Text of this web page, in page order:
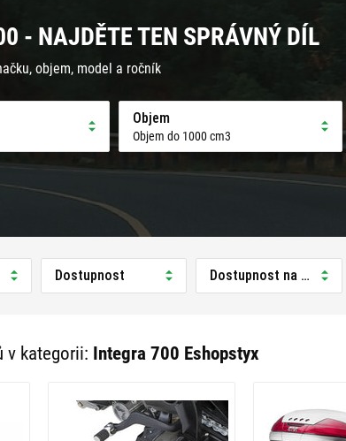
- NAJDĚTE TEN SPRÁVNÝ DÍL
objem, model a ročník
Objem
Objem do 1000 cm3
Dostupnost Dostupnost na prodejně
v kategorii: Integra 700 Eshopstyx